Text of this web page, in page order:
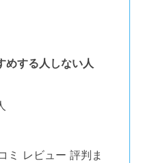
めする人しない人
ミ レビュー 評判ま